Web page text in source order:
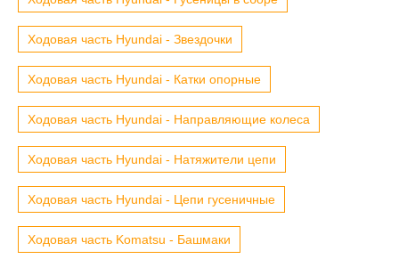
Ходовая часть Hyundai - Звездочки
Ходовая часть Hyundai - Катки опорные
Ходовая часть Hyundai - Направляющие колеса
Ходовая часть Hyundai - Натяжители цепи
Ходовая часть Hyundai - Цепи гусеничные
Ходовая часть Komatsu - Башмаки